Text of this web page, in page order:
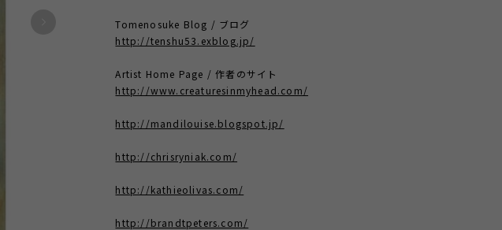
Tomenosuke Blog / ブログ
http://tenshu53.exblog.jp/
Artist Home Page / 作者のサイト
http://www.creaturesinmyhead.com/
http://mandilouise.blogspot.jp/
http://chrisryniak.com/
http://kathieolivas.com/
http://brandtpeters.com/